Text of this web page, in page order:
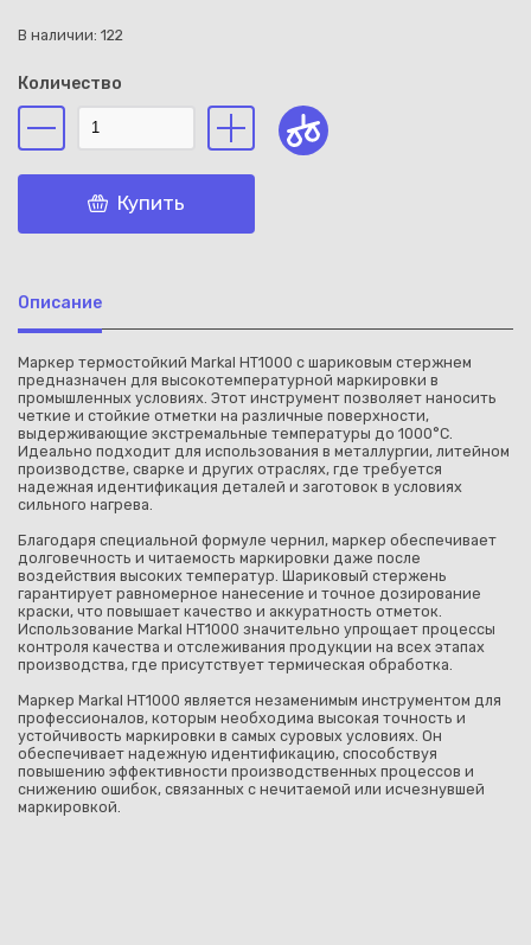
В наличии: 122
Количество
Купить
Описание
Маркер термостойкий Markal HT1000 с шариковым стержнем
предназначен для высокотемпературной маркировки в
промышленных условиях. Этот инструмент позволяет наносить
четкие и стойкие отметки на различные поверхности,
выдерживающие экстремальные температуры до 1000°C.
Идеально подходит для использования в металлургии, литейном
производстве, сварке и других отраслях, где требуется
надежная идентификация деталей и заготовок в условиях
сильного нагрева.
Благодаря специальной формуле чернил, маркер обеспечивает
долговечность и читаемость маркировки даже после
воздействия высоких температур. Шариковый стержень
гарантирует равномерное нанесение и точное дозирование
краски, что повышает качество и аккуратность отметок.
Использование Markal HT1000 значительно упрощает процессы
контроля качества и отслеживания продукции на всех этапах
производства, где присутствует термическая обработка.
Маркер Markal HT1000 является незаменимым инструментом для
профессионалов, которым необходима высокая точность и
устойчивость маркировки в самых суровых условиях. Он
обеспечивает надежную идентификацию, способствуя
повышению эффективности производственных процессов и
снижению ошибок, связанных с нечитаемой или исчезнувшей
маркировкой.